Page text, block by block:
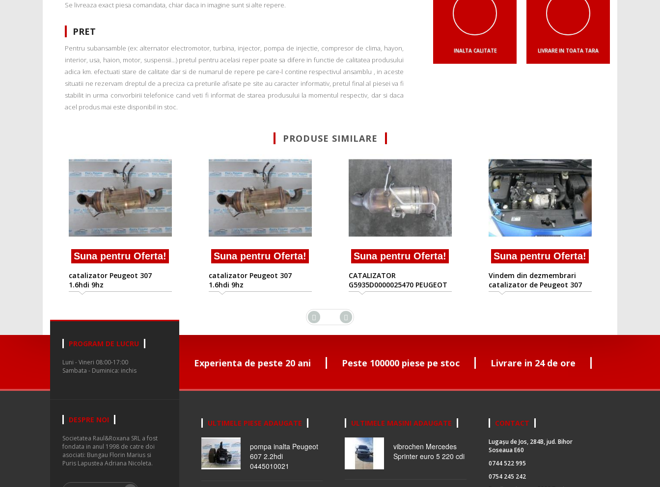
Se livreaza exact piesa comandata, chiar daca in imagine sunt si alte repere.
PRET
Pentru subansamble (ex: alternator electromotor, turbina, injector, pompa de injectie, compresor de clima, hayon,
interior, usa, haion, motor, suspensii...) pretul pentru acelasi reper poate sa difere in functie de calitatea produsului
adica km. efectuati stare de calitate dar si de numarul de repere pe care-l contine respectivul ansamblu , in aceste
situatii ne rezervam dreptul de a preciza ca preturile afisate pe site au caracter informativ, pretul final al piesei va fi
stabilit in urma convorbirii telefonice cand veti fi informat de starea produsului la momentul respectiv, dar si daca
acel produs mai este disponibil in stoc.
INALTA CALITATE LIVRARE IN TOATA TARA
PRODUSE SIMILARE
Suna pentru Oferta!
catalizator Peugeot 307
1.6hdi 9hz
Suna pentru Oferta!
catalizator Peugeot 307
1.6hdi 9hz
Suna pentru Oferta!
CATALIZATOR
G5935D0000025470 PEUGEOT
307 1.6HDI 9HZ
Suna pentru Oferta!
Vindem din dezmembrari
catalizator de Peugeot 307
1.6hdi 9hz
Experienta de peste 20 ani Peste 100000 piese pe stoc Livrare in 24 de ore
PROGRAM DE LUCRU
Luni - Vineri 08:00-17:00
Sambata - Duminica: inchis
DESPRE NOI
Societatea Raul&Roxana SRL a fost
fondata in anul 1998 de catre doi
asociati: Bungau Florin Marius si
Puris Lapustea Adriana Nicoleta.
ULTIMELE PIESE ADAUGATE
pompa inalta Peugeot
607 2.2hdi
0445010021
ULTIMELE MASINI ADAUGATE
vibrochen Mercedes
Sprinter euro 5 220 cdi
CONTACT
Lugașu de Jos, 284B, jud. Bihor
Soseaua E60
0744 522 995
0754 245 242